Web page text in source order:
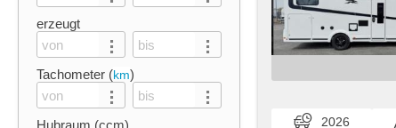
erzeugt
Tachometer (km)
Hubraum (ccm) 2026